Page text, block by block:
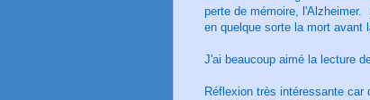
perte de mémoire,
en quelque sorte la mort avant
J'ai beaucoup aimé la lecture
Réflexion très intéressante